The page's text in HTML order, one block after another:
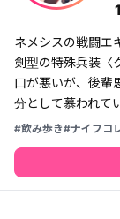
ネメシスの戦闘エ
剣型の特殊兵装〈
口が悪いが、後輩
分として慕われて
#飲み歩き#ナイフコ